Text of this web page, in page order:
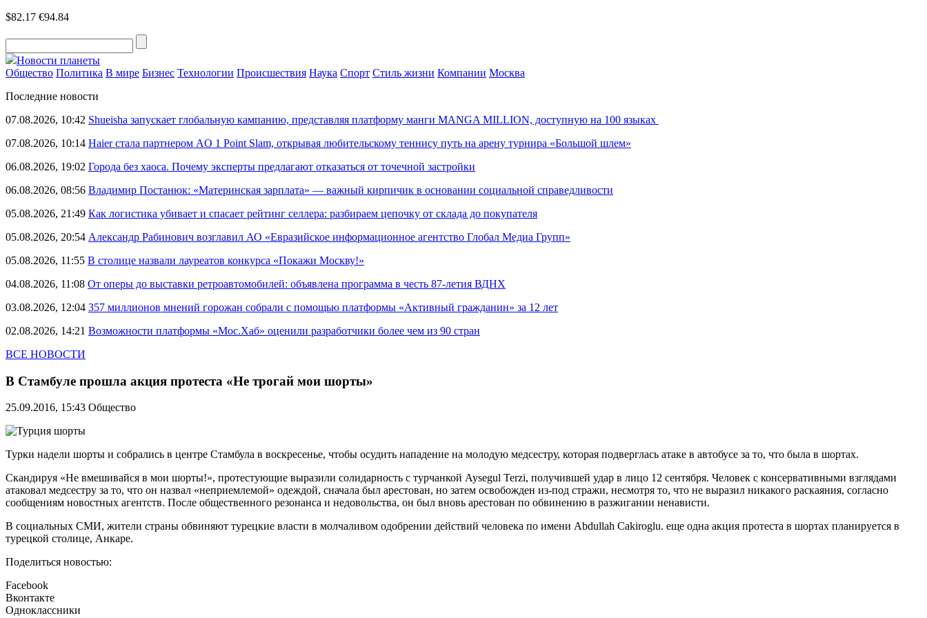
$82.17 €94.84
Новости планеты
Общество Политика В мире Бизнес Технологии Происшествия Наука Спорт Стиль жизни Компании Москва
Последние новости
07.08.2026, 10:42 Shueisha запускает глобальную кампанию, представляя платформу манги MANGA MILLION, доступную на 100 языках
07.08.2026, 10:14 Haier стала партнером AO 1 Point Slam, открывая любительскому теннису путь на арену турнира «Большой шлем»
06.08.2026, 19:02 Города без хаоса. Почему эксперты предлагают отказаться от точечной застройки
06.08.2026, 08:56 Владимир Постанюк: «Материнская зарплата» — важный кирпичик в основании социальной справедливости
05.08.2026, 21:49 Как логистика убивает и спасает рейтинг селлера: разбираем цепочку от склада до покупателя
05.08.2026, 20:54 Александр Рабинович возглавил АО «Евразийское информационное агентство Глобал Медиа Групп»
05.08.2026, 11:55 В столице назвали лауреатов конкурса «Покажи Москву!»
04.08.2026, 11:08 От оперы до выставки ретроавтомобилей: объявлена программа в честь 87-летия ВДНХ
03.08.2026, 12:04 357 миллионов мнений горожан собрали с помощью платформы «Активный гражданин» за 12 лет
02.08.2026, 14:21 Возможности платформы «Мос.Хаб» оценили разработчики более чем из 90 стран
ВСЕ НОВОСТИ
В Стамбуле прошла акция протеста «Не трогай мои шорты»
25.09.2016, 15:43 Общество
Турки надели шорты и собрались в центре Стамбула в воскресенье, чтобы осудить нападение на молодую медсестру, которая подверглась атаке в автобусе за то, что была в шортах.
Скандируя «Не вмешивайся в мои шорты!», протестующие выразили солидарность с турчанкой Aysegul Terzi, получившей удар в лицо 12 сентября. Человек с консервативными взглядами
атаковал медсестру за то, что он назвал «неприемлемой» одеждой, сначала был арестован, но затем освобожден из-под стражи, несмотря то, что не выразил никакого раскаяния, согласно
сообщениям новостных агентств. После общественного резонанса и недовольства, он был вновь арестован по обвинению в разжигании ненависти.
В социальных СМИ, жители страны обвиняют турецкие власти в молчаливом одобрении действий человека по имени Abdullah Cakiroglu. еще одна акция протеста в шортах планируется в
турецкой столице, Анкаре.
Поделиться новостью:
Facebook
Вконтакте
Одноклассники